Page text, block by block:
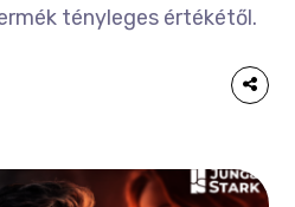
tényleges értékétől.